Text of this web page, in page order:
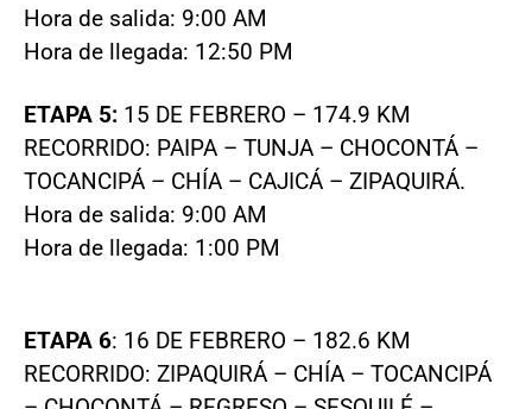
Hora de salida: 9:00 AM
Hora de llegada: 12:50 PM
ETAPA 5: 15 DE FEBRERO – 174.9 KM
RECORRIDO: PAIPA – TUNJA – CHOCONTÁ –
TOCANCIPÁ – CHÍA – CAJICÁ – ZIPAQUIRÁ.
Hora de salida: 9:00 AM
Hora de llegada: 1:00 PM
ETAPA 6: 16 DE FEBRERO – 182.6 KM
RECORRIDO: ZIPAQUIRÁ – CHÍA – TOCANCIPÁ